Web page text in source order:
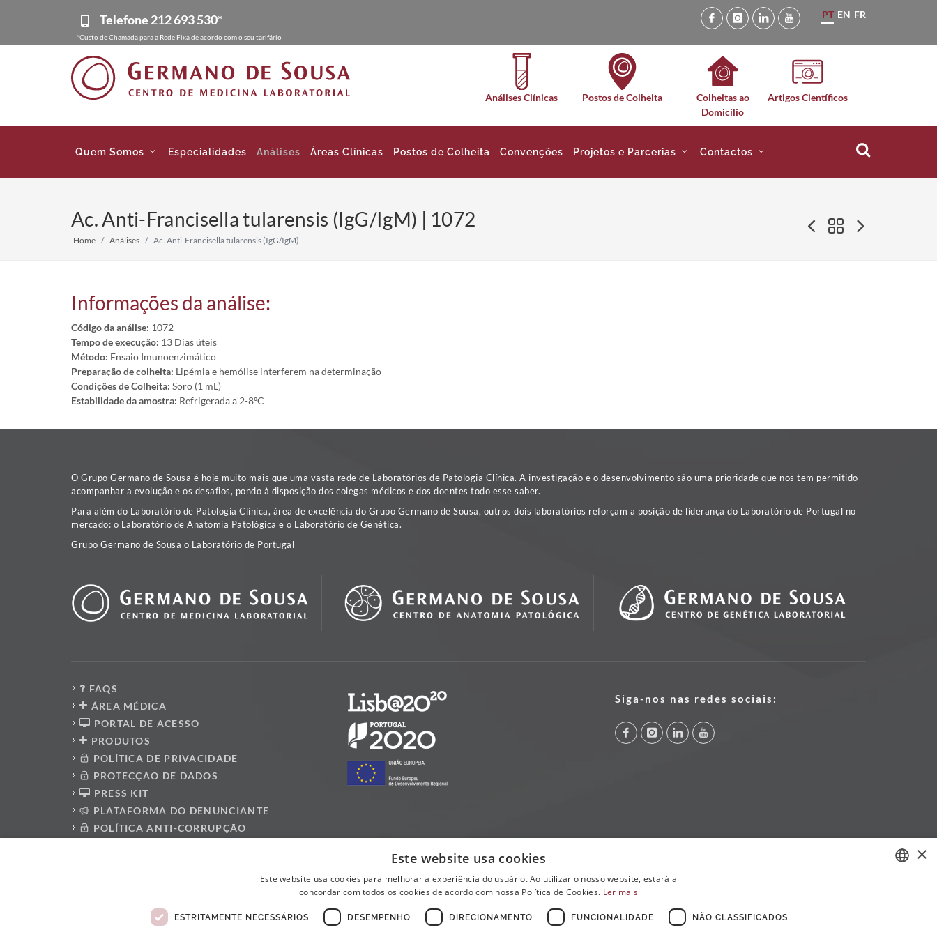
Telefone212 693 530*
*Custo de Chamada para a Rede Fixa de acordo com o seu tarifário
PT EN FR
Análises Clínicas Postos de Colheita
Colheitas ao
Domicílio
Artigos Científicos
Quem Somos Especialidades Análises Áreas Clínicas Postos de Colheita Convenções Projetos e Parcerias Contactos
Ac. Anti-Francisella tularensis (IgG/IgM) | 1072
Home Análises Ac. Anti-Francisella tularensis (IgG/IgM)
Informações da análise:
Código da análise: 1072
Tempo de execução: 13 Dias úteis
Método: Ensaio Imunoenzimático
Preparação de colheita: Lipémia e hemólise interferem na determinação
Condições de Colheita: Soro (1 mL)
Estabilidade da amostra: Refrigerada a 2-8ºC
O Grupo Germano de Sousa é hoje muito mais que uma vasta rede de Laboratórios de Patologia Clínica. A investigação e o desenvolvimento são uma prioridade que nos tem permitido
acompanhar a evolução e os desafios, pondo à disposição dos colegas médicos e dos doentes todo esse saber.
Para além do Laboratório de Patologia Clínica, área de excelência do Grupo Germano de Sousa, outros dois laboratórios reforçam a posição de liderança do Laboratório de Portugal no
mercado: o Laboratório de Anatomia Patológica e o Laboratório de Genética.
Grupo Germano de Sousa o Laboratório de Portugal
FAQS
ÁREA MÉDICA
PORTAL DE ACESSO
PRODUTOS
POLÍTICA DE PRIVACIDADE
PROTECÇÃO DE DADOS
PRESS KIT
PLATAFORMA DO DENUNCIANTE
POLÍTICA ANTI-CORRUPÇÃO
Siga-nos nas redes sociais:
×
Este website usa cookies
Este website usa cookies para melhorar a experiência do usuário. Ao utilizar o nosso website, estará a
concordar com todos os cookies de acordo com nossa Política de Cookies. Ler mais
ESTRITAMENTE NECESSÁRIOS DESEMPENHO DIRECIONAMENTO FUNCIONALIDADE NÃO CLASSIFICADOS